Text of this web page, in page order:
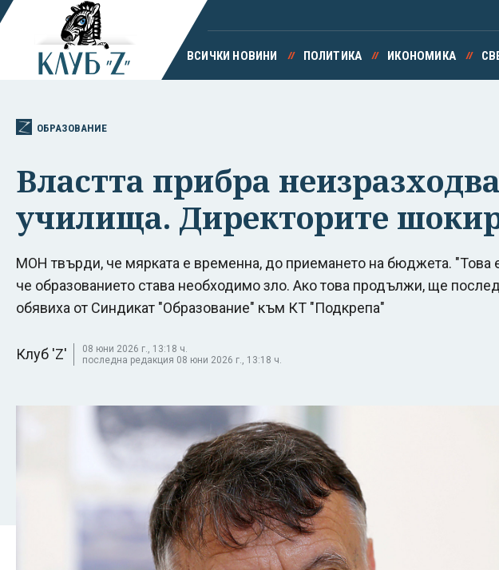
ВСИЧКИ НОВИНИ ПОЛИТИКА ИКОНОМИКА
ОБРАЗОВАНИЕ
Властта прибра
училища. Директорите
МОН твърди, че мярката е временна, до приемането на бюджета. "Това
че образованието става необходимо зло. Ако това продължи, ще
обявиха от Синдикат "Образование" към КТ "Подкрепа"
Клуб 'Z'
08 юни 2026 г., 13:18 ч.
последна редакция 08 юни 2026 г., 13:18 ч.